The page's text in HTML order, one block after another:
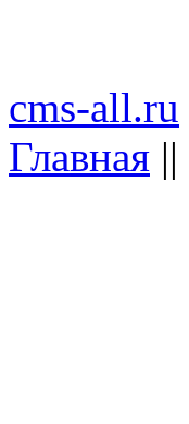
cms-all.ru
Главная ||